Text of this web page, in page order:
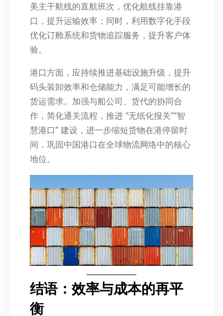
美主干航线的直航班次，优化航线挂靠港
口，提升运输效率；同时，利用数字化手段
优化订舱系统和货物追踪服务，提升客户体
验。
港口方面，应持续推进基础设施升级，提升
码头装卸效率和仓储能力，满足可能增长的
货运需求。加强与船公司、货代的协同合
作，简化通关流程，推进 “无纸化报关”“智
慧港口” 建设，进一步缩短货物在港停留时
间，巩固中国港口在全球物流网络中的核心
地位。
结语：效率与成本的再平
衡